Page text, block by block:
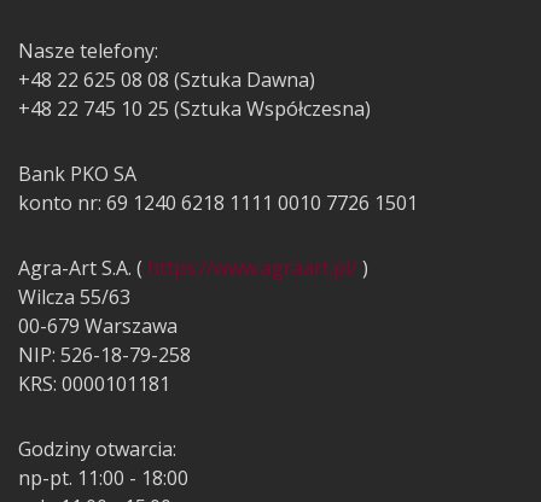
Nasze telefony:
+48 22 625 08 08 (Sztuka Dawna)
+48 22 745 10 25 (Sztuka Współczesna)
Bank PKO SA
konto nr: 69 1240 6218 1111 0010 7726 1501
Agra-Art S.A. ( https://www.agraart.pl/)
Wilcza 55/63
00-679 Warszawa
NIP: 526-18-79-258
KRS: 0000101181
Godziny otwarcia:
np-pt. 11:00 - 18:00